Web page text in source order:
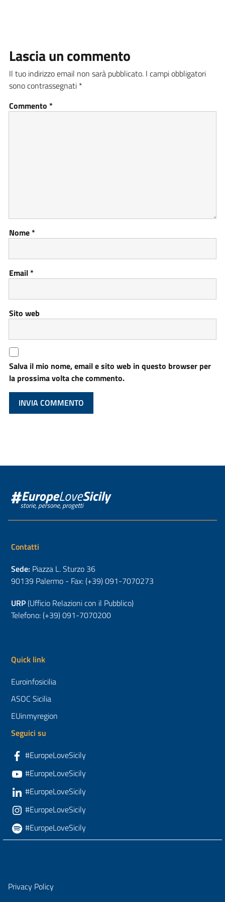
Lascia un commento
Il tuo indirizzo email non sarà pubblicato. I campi obbligatori
sono contrassegnati *
Commento *
Nome*
Email*
Sito web
Salva il mio nome, email e sito web in questo browser per
la prossima volta che commento.
Contatti
Sede: Piazza L. Sturzo 36
90139 Palermo - Fax: (+39) 091-7070273
URP(Ufficio Relazioni con il Pubblico)
Telefono: (+39) 091-7070200
Quick link
Euroinfosicilia
ASOC Sicilia
EUinmyregion
Seguici su
#EuropeLoveSicily
#EuropeLoveSicily
#EuropeLoveSicily
#EuropeLoveSicily
#EuropeLoveSicily
Privacy Policy